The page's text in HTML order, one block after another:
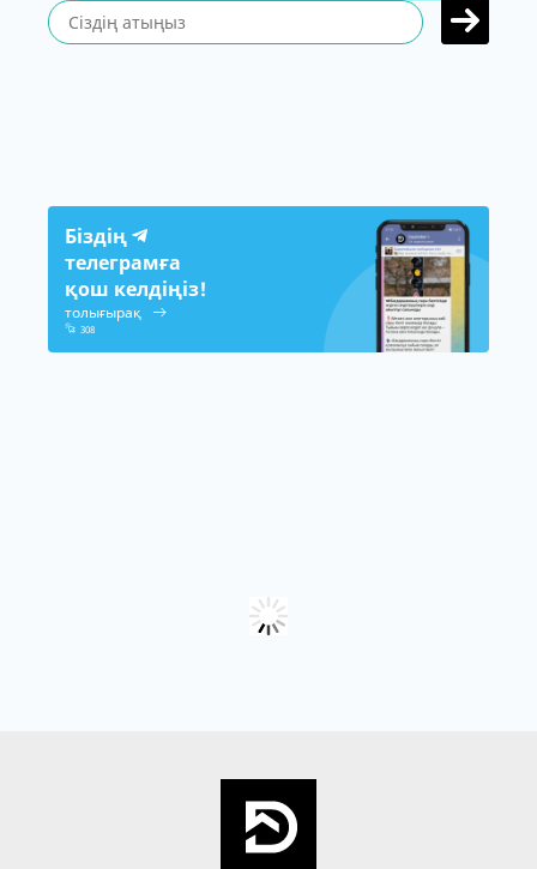
Біздің
телеграмға
қош келдіңіз!
толығырақ
308